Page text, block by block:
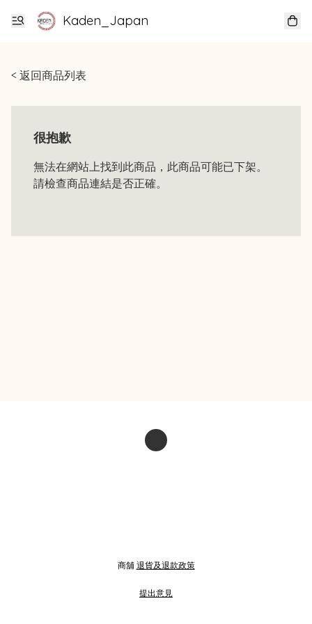
Kaden_Japan
< 返回商品列表
很抱歉
無法在網站上找到此商品，此商品可能已下架。
請檢查商品連結是否正確。
商舖 退貨及退款政策
提出意見